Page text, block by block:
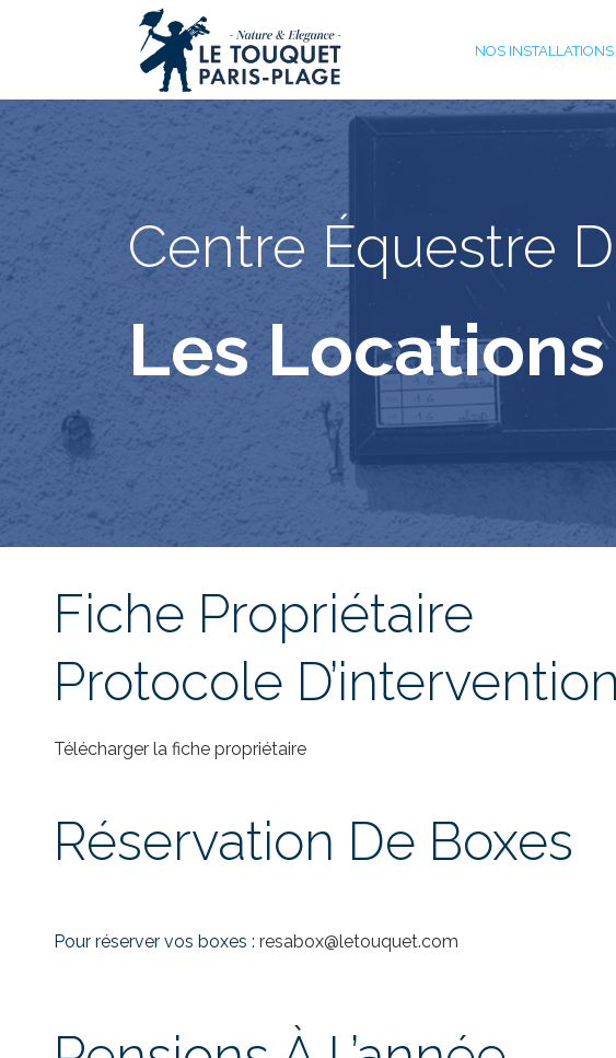
NOS INSTALLATIONS
Centre Équestre
Les
Fiche Propriétaire
Protocole D’intervention
Télécharger la fiche propriétaire
Réservation De Boxes
Pour réserver vos boxes : resabox@letouquet.com